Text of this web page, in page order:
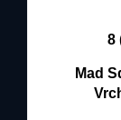
8
Mad